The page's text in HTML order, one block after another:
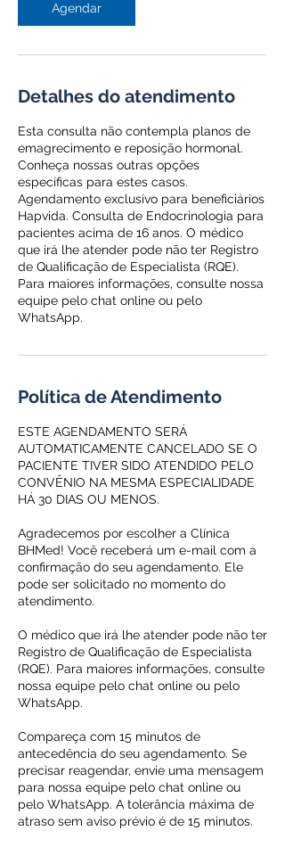
Agendar
Detalhes do atendimento
Esta consulta não contempla planos de
emagrecimento e reposição hormonal.
Conheça nossas outras opções
específicas para estes casos.
Agendamento exclusivo para beneficiários
Hapvida. Consulta de Endocrinologia para
pacientes acima de 16 anos. O médico
que irá lhe atender pode não ter Registro
de Qualificação de Especialista (RQE).
Para maiores informações, consulte nossa
equipe pelo chat online ou pelo
WhatsApp.
Política de Atendimento
ESTE AGENDAMENTO SERÁ
AUTOMATICAMENTE CANCELADO SE O
PACIENTE TIVER SIDO ATENDIDO PELO
CONVÊNIO NA MESMA ESPECIALIDADE
HÁ 30 DIAS OU MENOS.
Agradecemos por escolher a Clínica
BHMed! Você receberá um e-mail com a
confirmação do seu agendamento. Ele
pode ser solicitado no momento do
atendimento.
O médico que irá lhe atender pode não ter
Registro de Qualificação de Especialista
(RQE). Para maiores informações, consulte
nossa equipe pelo chat online ou pelo
WhatsApp.
Compareça com 15 minutos de
antecedência do seu agendamento. Se
precisar reagendar, envie uma mensagem
para nossa equipe pelo chat online ou
pelo WhatsApp. A tolerância máxima de
atraso sem aviso prévio é de 15 minutos.